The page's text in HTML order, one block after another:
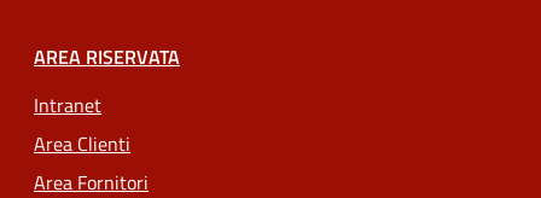
AREA RISERVATA
Intranet
Area Clienti
Area Fornitori